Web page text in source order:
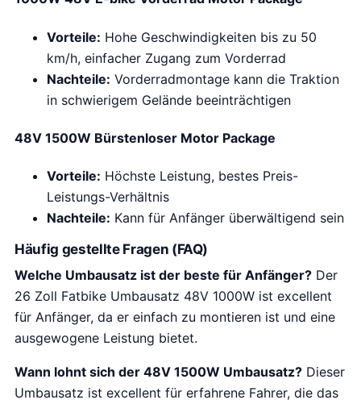
Vorteile: Hohe Geschwindigkeiten bis zu 50
km/h, einfacher Zugang zum Vorderrad
Nachteile: Vorderradmontage kann die Traktion
in schwierigem Gelände beeinträchtigen
48V 1500W Bürstenloser Motor Package
Vorteile: Höchste Leistung, bestes Preis-
Leistungs-Verhältnis
Nachteile: Kann für Anfänger überwältigend sein
Häufig gestellte Fragen (FAQ)
Welche Umbausatz ist der beste für Anfänger? Der
26 Zoll Fatbike Umbausatz 48V 1000W ist excellent
für Anfänger, da er einfach zu montieren ist und eine
ausgewogene Leistung bietet.
Wann lohnt sich der 48V 1500W Umbausatz? Dieser
Umbausatz ist excellent für erfahrene Fahrer, die das